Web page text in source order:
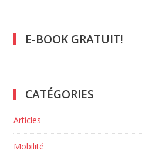
E-BOOK GRATUIT!
CATÉGORIES
Articles
Mobilité